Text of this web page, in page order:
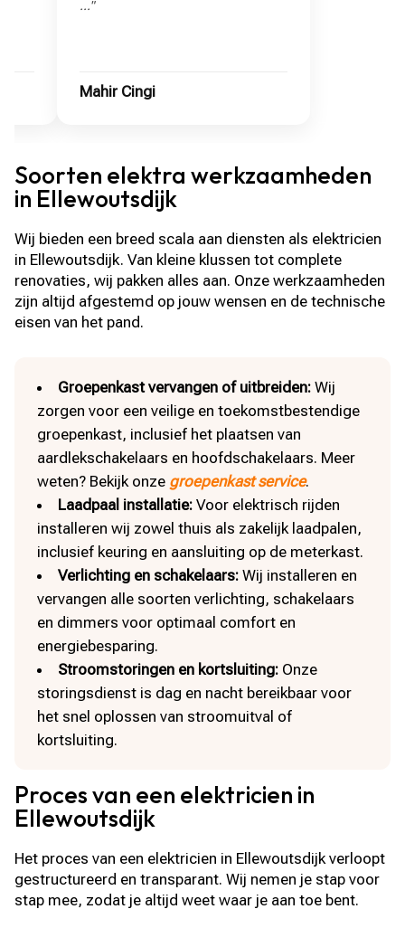
Mahir Cingi
Soorten elektra werkzaamheden
in Ellewoutsdijk
Wij bieden een breed scala aan diensten als elektricien
in Ellewoutsdijk. Van kleine klussen tot complete
renovaties, wij pakken alles aan. Onze werkzaamheden
zijn altijd afgestemd op jouw wensen en de technische
eisen van het pand.
Groepenkast vervangen of uitbreiden: Wij
zorgen voor een veilige en toekomstbestendige
groepenkast, inclusief het plaatsen van
aardlekschakelaars en hoofdschakelaars. Meer
weten? Bekijk onze groepenkast service.
Laadpaal installatie: Voor elektrisch rijden
installeren wij zowel thuis als zakelijk laadpalen,
inclusief keuring en aansluiting op de meterkast.
Verlichting en schakelaars: Wij installeren en
vervangen alle soorten verlichting, schakelaars
en dimmers voor optimaal comfort en
energiebesparing.
Stroomstoringen en kortsluiting: Onze
storingsdienst is dag en nacht bereikbaar voor
het snel oplossen van stroomuitval of
kortsluiting.
Proces van een elektricien in
Ellewoutsdijk
Het proces van een elektricien in Ellewoutsdijk verloopt
gestructureerd en transparant. Wij nemen je stap voor
stap mee, zodat je altijd weet waar je aan toe bent.